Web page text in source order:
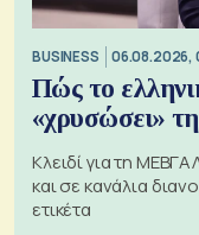
BUSINESS 06.08.2026,
Πώς το
«χρυσώσει»
Κλειδί για τη
και σε κανάλια
ετικέτα